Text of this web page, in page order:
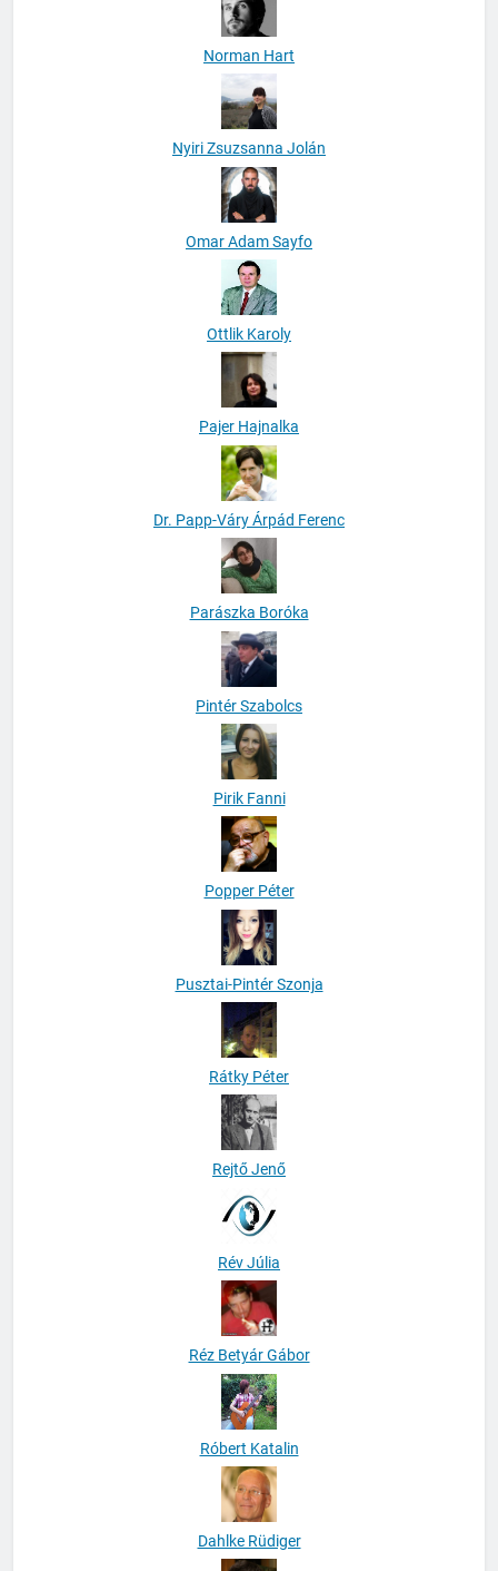
Norman Hart
Nyiri Zsuzsanna Jolán
Omar Adam Sayfo
Ottlik Karoly
Pajer Hajnalka
Dr. Papp-Váry Árpád Ferenc
Parászka Boróka
Pintér Szabolcs
Pirik Fanni
Popper Péter
Pusztai-Pintér Szonja
Rátky Péter
Rejtő Jenő
Rév Júlia
Réz Betyár Gábor
Róbert Katalin
Dahlke Rüdiger